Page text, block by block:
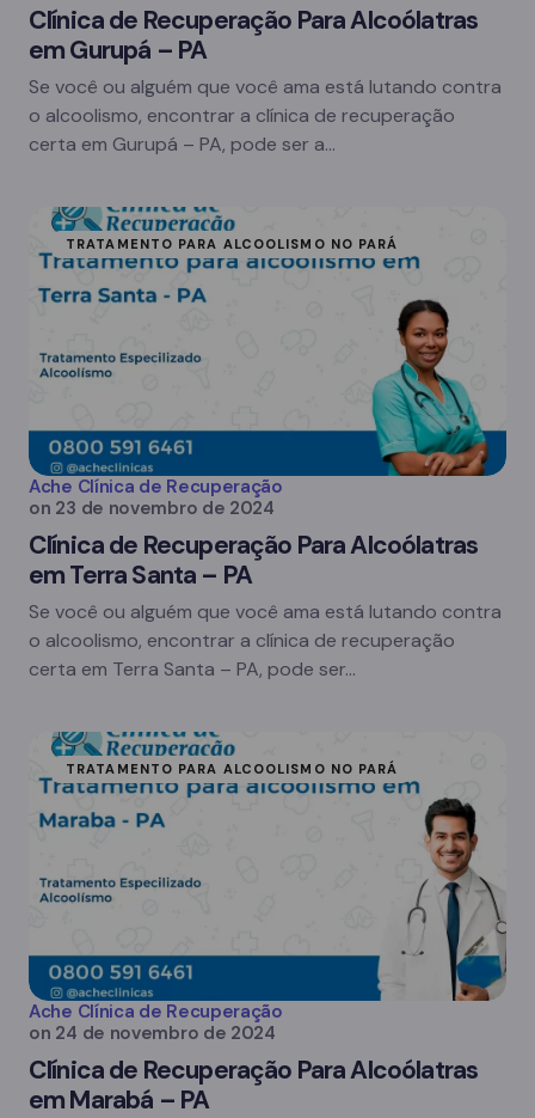
Clínica de Recuperação Para Alcoólatras
em Gurupá – PA
Se você ou alguém que você ama está lutando contra
o alcoolismo, encontrar a clínica de recuperação
certa em Gurupá – PA, pode ser a…
TRATAMENTO PARA ALCOOLISMO NO PARÁ
Ache Clínica de Recuperação
on 23 de novembro de 2024
Clínica de Recuperação Para Alcoólatras
em Terra Santa – PA
Se você ou alguém que você ama está lutando contra
o alcoolismo, encontrar a clínica de recuperação
certa em Terra Santa – PA, pode ser…
TRATAMENTO PARA ALCOOLISMO NO PARÁ
Ache Clínica de Recuperação
on 24 de novembro de 2024
Clínica de Recuperação Para Alcoólatras
em Marabá – PA